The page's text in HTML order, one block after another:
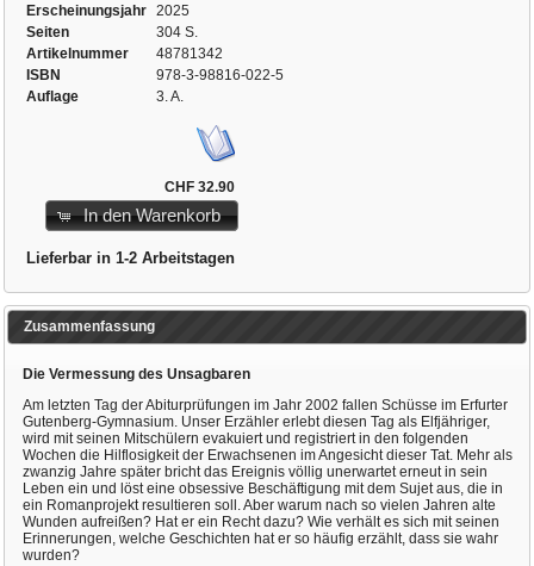
Erscheinungsjahr
2025
Seiten
304 S.
Artikelnummer
48781342
ISBN
978-3-98816-022-5
Auflage
3. A.
CHF 32.90
In den Warenkorb
Lieferbar in 1-2 Arbeitstagen
Zusammenfassung
Die Vermessung des Unsagbaren
Am letzten Tag der Abiturprüfungen im Jahr 2002 fallen Schüsse im Erfurter
Gutenberg-Gymnasium. Unser Erzähler erlebt diesen Tag als Elfjähriger,
wird mit seinen Mitschülern evakuiert und registriert in den folgenden
Wochen die Hilflosigkeit der Erwachsenen im Angesicht dieser Tat. Mehr als
zwanzig Jahre später bricht das Ereignis völlig unerwartet erneut in sein
Leben ein und löst eine obsessive Beschäftigung mit dem Sujet aus, die in
ein Romanprojekt resultieren soll. Aber warum nach so vielen Jahren alte
Wunden aufreißen? Hat er ein Recht dazu? Wie verhält es sich mit seinen
Erinnerungen, welche Geschichten hat er so häufig erzählt, dass sie wahr
wurden?